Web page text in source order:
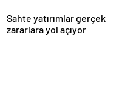
Sahte yatırımlar gerçek
zararlara yol açıyor